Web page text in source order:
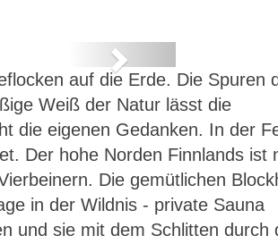
Next
auf die Erde. Die Spuren
Weiß der Natur lässt die
die eigenen Gedanken. In der
Der hohe Norden Finnlands ist
Die gemütlichen
in der Wildnis - private Sauna
und sie mit dem Schlitten durch